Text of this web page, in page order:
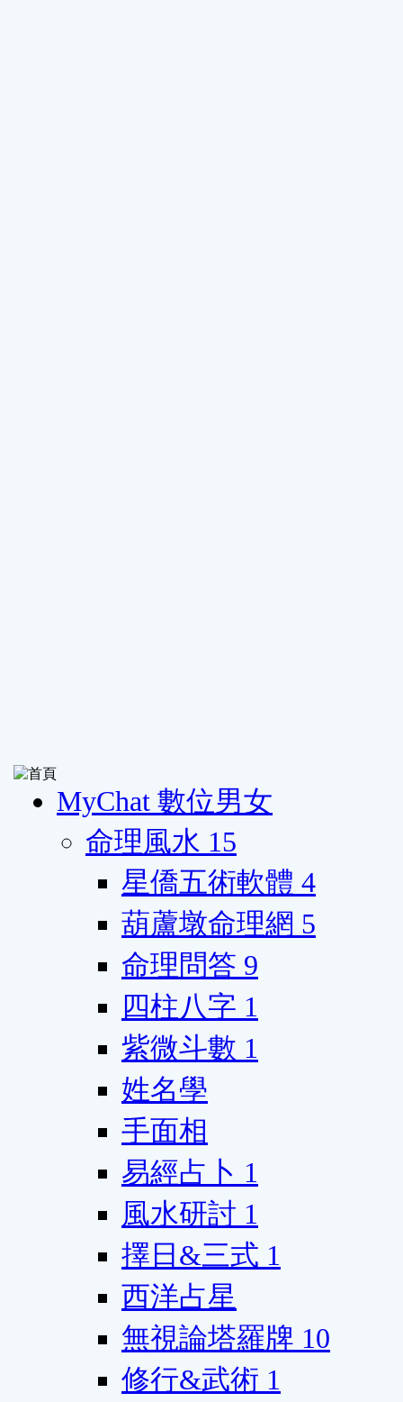
MyChat 數位男女
命理風水 15
星僑五術軟體 4
葫蘆墩命理網 5
命理問答 9
四柱八字 1
紫微斗數 1
姓名學
手面相
易經占卜 1
風水研討 1
擇日&三式 1
西洋占星
無視論塔羅牌 10
修行&武術 1